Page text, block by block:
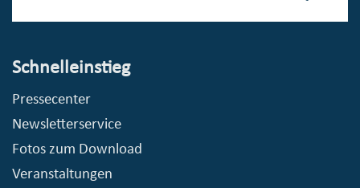
Schnelleinstieg
Pressecenter
Newsletterservice
Fotos zum Download
Veranstaltungen